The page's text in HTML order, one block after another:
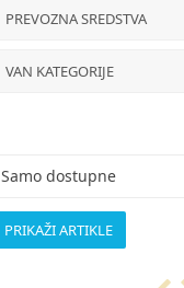
PREVOZNA SREDSTVA
VAN KATEGORIJE
Samo dostupne